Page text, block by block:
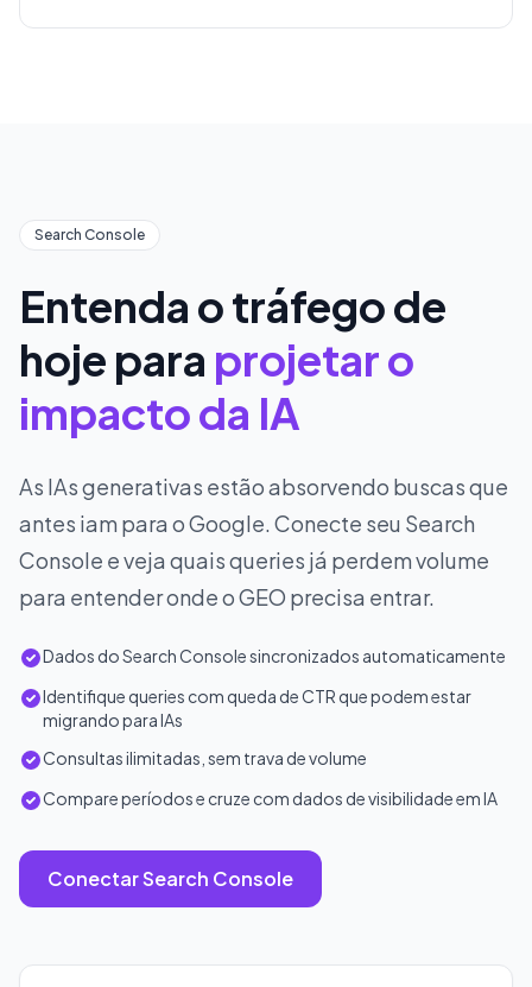
Search Console
Entenda o tráfego de
hoje para projetar o
impacto da IA
As IAs generativas estão absorvendo buscas que
antes iam para o Google. Conecte seu Search
Console e veja quais queries já perdem volume
para entender onde o GEO precisa entrar.
Dados do Search Console sincronizados automaticamente
Identifique queries com queda de CTR que podem estar
migrando para IAs
Consultas ilimitadas, sem trava de volume
Compare períodos e cruze com dados de visibilidade em IA
Conectar Search Console